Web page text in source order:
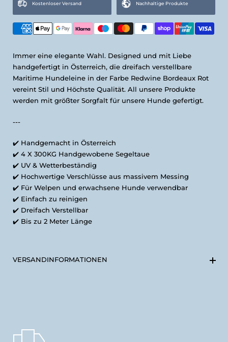
Kostenloser Versand Nachhaltige Produkte
Immer eine elegante Wahl. Designed und mit Liebe
handgefertigt in Österreich, die dreifach verstellbare
Maritime Hundeleine in der Farbe Redwine Bordeaux Rot
vereint Stil und Höchste Qualität. All unsere Produkte
werden mit größter Sorgfalt für unsere Hunde gefertigt.
---
✔️ Handgemacht in Österreich
✔️ 4 X 300KG Handgewobene Segeltaue
✔️ UV & Wetterbeständig
✔️ Hochwertige Verschlüsse aus massivem Messing
✔️ Für Welpen und erwachsene Hunde verwendbar
✔️ Einfach zu reinigen
✔️ Dreifach Verstellbar
✔️ Bis zu 2 Meter Länge
VERSANDINFORMATIONEN